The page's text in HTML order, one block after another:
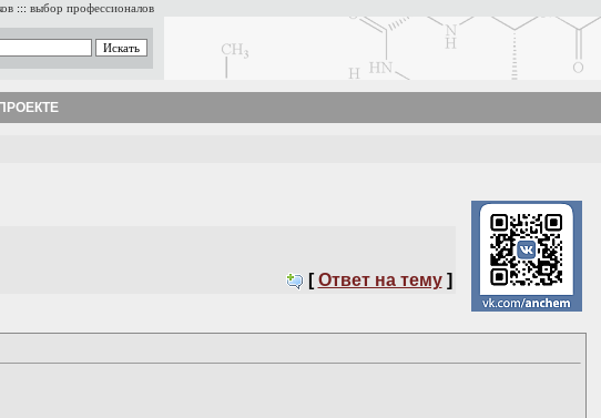
::: выбор профессионалов
[ Ответ на тему ]